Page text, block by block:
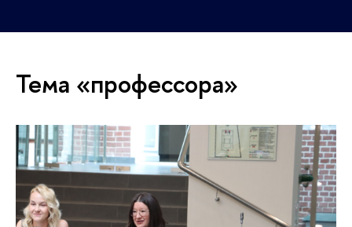
Тема «профессора»